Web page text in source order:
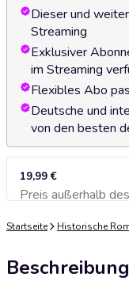
Dieser und
Streaming
Exklusiver
im Streaming
Flexibles Abo
Deutsche und
von den besten
19,99 €
Preis außerhalbZum
Startseite Historische
Beschreibung